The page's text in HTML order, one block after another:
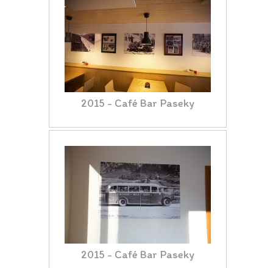
2015 - Café Bar Paseky
2015 - Café Bar Paseky